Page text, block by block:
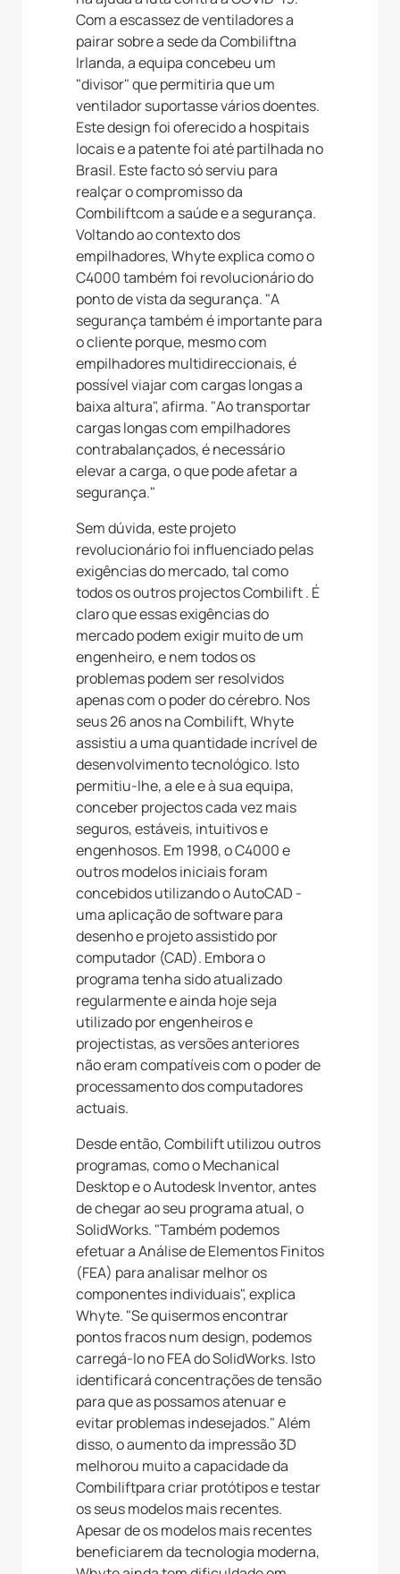
Com a escassez de ventiladores a
pairar sobre a sede da Combiliftna
Irlanda, a equipa concebeu um
"divisor" que permitiria que um
ventilador suportasse vários doentes.
Este design foi oferecido a hospitais
locais e a patente foi até partilhada no
Brasil. Este facto só serviu para
realçar o compromisso da
Combiliftcom a saúde e a segurança.
Voltando ao contexto dos
empilhadores, Whyte explica como o
C4000 também foi revolucionário do
ponto de vista da segurança. "A
segurança também é importante para
o cliente porque, mesmo com
empilhadores multidireccionais, é
possível viajar com cargas longas a
baixa altura", afirma. "Ao transportar
cargas longas com empilhadores
contrabalançados, é necessário
elevar a carga, o que pode afetar a
segurança."
Sem dúvida, este projeto
revolucionário foi influenciado pelas
exigências do mercado, tal como
todos os outros projectos Combilift . É
claro que essas exigências do
mercado podem exigir muito de um
engenheiro, e nem todos os
problemas podem ser resolvidos
apenas com o poder do cérebro. Nos
seus 26 anos na Combilift, Whyte
assistiu a uma quantidade incrível de
desenvolvimento tecnológico. Isto
permitiu-lhe, a ele e à sua equipa,
conceber projectos cada vez mais
seguros, estáveis, intuitivos e
engenhosos. Em 1998, o C4000 e
outros modelos iniciais foram
concebidos utilizando o AutoCAD -
uma aplicação de software para
desenho e projeto assistido por
computador (CAD). Embora o
programa tenha sido atualizado
regularmente e ainda hoje seja
utilizado por engenheiros e
projectistas, as versões anteriores
não eram compatíveis com o poder de
processamento dos computadores
actuais.
Desde então, Combilift utilizou outros
programas, como o Mechanical
Desktop e o Autodesk Inventor, antes
de chegar ao seu programa atual, o
SolidWorks. "Também podemos
efetuar a Análise de Elementos Finitos
(FEA) para analisar melhor os
componentes individuais", explica
Whyte. "Se quisermos encontrar
pontos fracos num design, podemos
carregá-lo no FEA do SolidWorks. Isto
identificará concentrações de tensão
para que as possamos atenuar e
evitar problemas indesejados." Além
disso, o aumento da impressão 3D
melhorou muito a capacidade da
Combiliftpara criar protótipos e testar
os seus modelos mais recentes.
Apesar de os modelos mais recentes
beneficiarem da tecnologia moderna,